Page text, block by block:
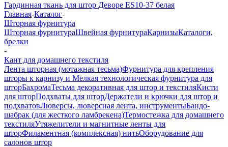
Гардинная ткань для штор Деворе ES10-37 белая
Главная-Каталог-
Шторная фурнитура
Шторная фурнитураШвейная фурнитураКарнизыКаталоги,
брелки
-
Кант для домашнего текстиля
Лента шторная (мотажная тесьма)Фурнитура для крепления
шторы к карнизу и Мелкая технологическая фурнитура для
шторБахромаТесьма декоративная для штор и текстиляКисти
для шторПодхваты для шторДержатели и крючки для штор и
подхватовЛюверсы, люверсная лента, инструментыБандо-
шабрак (для жесткого ламбрекена)Термостежка для домашнего
текстиляУтяжелители и магнитные ленты для
шторФиламентная (комплексная) нитьОборудование для
салонов штор